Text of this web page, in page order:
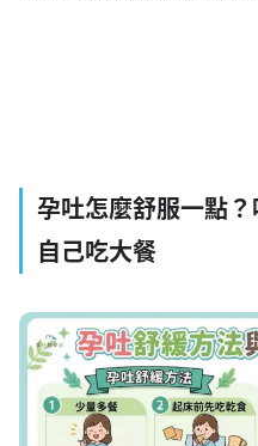
孕吐怎麼舒服一點
自己吃大餐